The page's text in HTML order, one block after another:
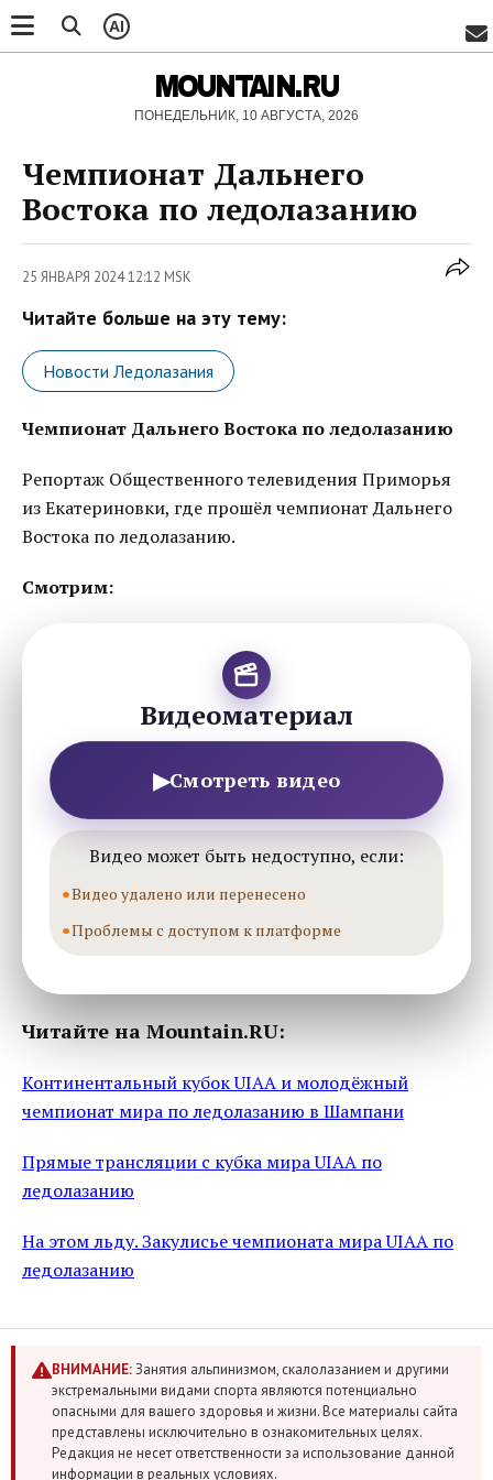
AI
MOUNTAIN.RU
ПОНЕДЕЛЬНИК, 10 АВГУСТА, 2026
Чемпионат Дальнего
Востока по ледолазанию
25 ЯНВАРЯ 2024 12:12 MSK
Читайте больше на эту тему:
Новости Ледолазания
Чемпионат Дальнего Востока по ледолазанию
Репортаж Общественного телевидения Приморья
из Екатериновки, где прошёл чемпионат Дальнего
Востока по ледолазанию.
Смотрим:
Видеоматериал
▶Смотреть видео
Видео может быть недоступно, если:
Видео удалено или перенесено
Проблемы с доступом к платформе
Читайте на Mountain.RU:
Континентальный кубок UIAA и молодёжный
чемпионат мира по ледолазанию в Шампани
Прямые трансляции с кубка мира UIAA по
ледолазанию
На этом льду. Закулисье чемпионата мира UIAA по
ледолазанию
ВНИМАНИЕ:Занятия альпинизмом, скалолазанием и другими
экстремальными видами спорта являются потенциально
опасными для вашего здоровья и жизни. Все материалы сайта
представлены исключительно в ознакомительных целях.
Редакция не несет ответственности за использование данной
информации в реальных условиях.